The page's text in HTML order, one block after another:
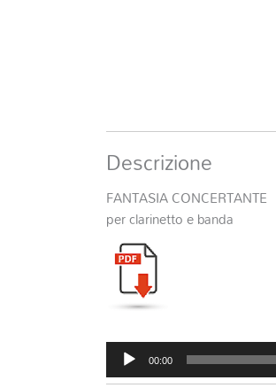
Descrizione
FANTASIA CONCERTANTE
per clarinetto e banda
Audio
Player
00:00